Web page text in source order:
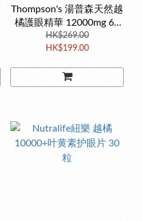
Thompson's 湯普森天然越
橘護眼精華 12000mg 60
粒 限時特價
HK$269.00
HK$199.00